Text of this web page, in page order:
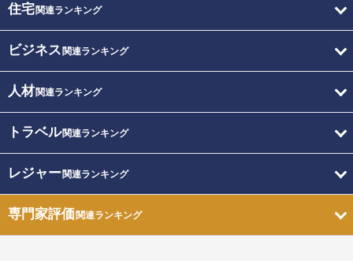
住宅関連ランキング
ビジネス 関連ランキング
人材関連ランキング
トラベル関連ランキング
レジャー関連ランキング
専門家評価関連ランキング